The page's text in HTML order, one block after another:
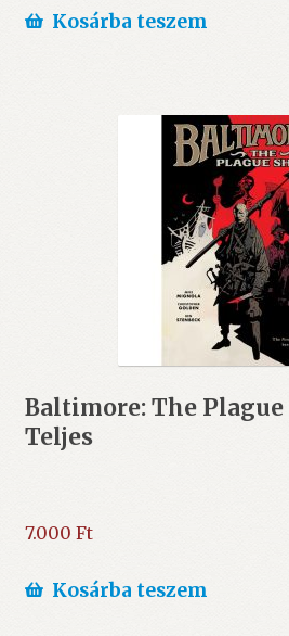
Kosárba teszem
Baltimore: The Plague
Teljes
7.000 Ft
Kosárba teszem